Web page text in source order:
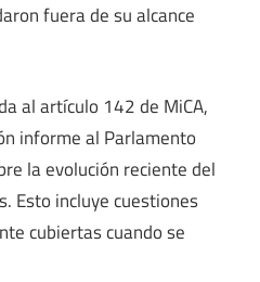
fuera de su alcance
al artículo 142 de MiCA,
informe al Parlamento
la evolución reciente del
Esto incluye cuestiones
cubiertas cuando se